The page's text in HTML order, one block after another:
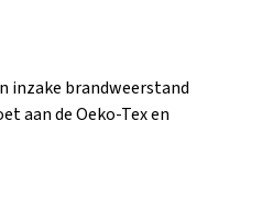
inzake brandweerstand
aan de Oeko-Tex en